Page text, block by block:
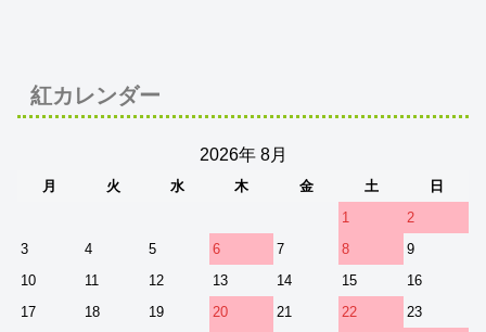
紅カレンダー
2026年 8月
月 火 水 木 金 土
日
1
2
3
4 5 6 7 8
9
10
11 12 13 14 15
16
17
18 19 20 21 22
23